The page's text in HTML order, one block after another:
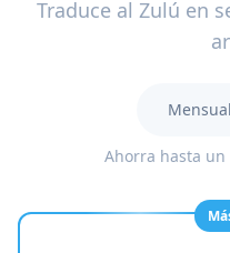
Traduce al Zulú en
Mensual
Ahorra hasta un